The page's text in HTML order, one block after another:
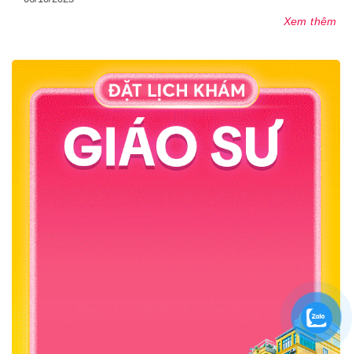
Xem thêm